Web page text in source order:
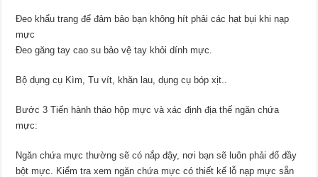
Đeo khẩu trang để đảm bảo bạn không hít phải các hạt bụi khi nạp
mực
Đeo găng tay cao su bảo vệ tay khỏi dính mực.
Bộ dụng cụ Kìm, Tu vít, khăn lau, dụng cụ bóp xịt..
Bước 3 Tiến hành tháo hộp mực và xác định địa thế ngăn chứa
mực:
Ngăn chứa mực thường sẽ có nắp đậy, nơi bạn sẽ luôn phải đổ đầy
bột mực. Kiểm tra xem ngăn chứa mực có thiết kế lỗ nạp mực sẵn